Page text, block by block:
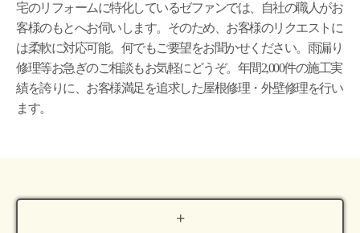
宅のリフォームに特化しているゼファンでは、自社の職人がお
客様のもとへお伺いします。そのため、お客様のリクエストに
は柔軟に対応可能。何でもご要望をお聞かせください。雨漏り
修理等お急ぎのご相談もお気軽にどうぞ。年間2,000件の施工実
績を誇りに、お客様満足を追求した屋根修理・外壁修理を行い
ます。